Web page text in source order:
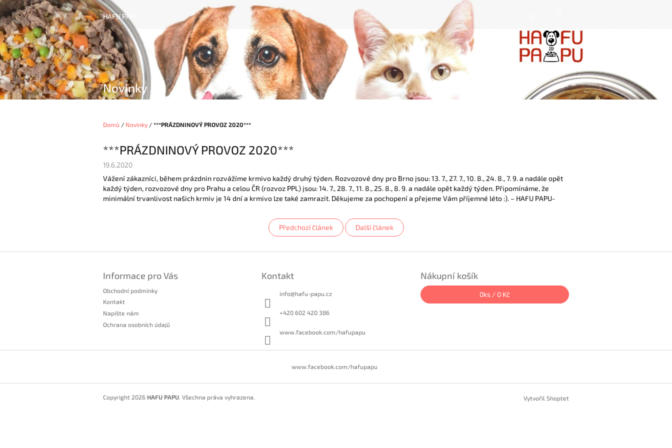
Přejít
na
obsah
HAFU PAPU
košík
Novinky
Domů / Novinky / ***PRÁZDNINOVÝ PROVOZ 2020***
***PRÁZDNINOVÝ PROVOZ 2020***
19.6.2020
Vážení zákazníci, během prázdnin rozvážíme krmivo každý druhý týden. Rozvozové dny pro Brno jsou: 13. 7., 27. 7., 10. 8., 24. 8., 7. 9. a nadále opět
každý týden, rozvozové dny pro Prahu a celou ČR (rozvoz PPL) jsou: 14. 7., 28. 7., 11. 8., 25. 8., 8. 9. a nadále opět každý týden. Připomínáme, že
minimální trvanlivost našich krmiv je 14 dní a krmivo lze také zamrazit. Děkujeme za pochopení a přejeme Vám příjemné léto :). – HAFU PAPU-
Předchozí článek Další článek
Informace pro Vás
Obchodní podmínky
Kontakt
Napište nám
Ochrana osobních údajů
Kontakt
info@hafu-papu.cz
+420 602 420 386
www.facebook.com/hafupapu
Nákupní košík
0ks / 0 Kč
www.facebook.com/hafupapu
Vytvořil Shoptet
Copyright 2026 HAFU PAPU. Všechna práva vyhrazena.